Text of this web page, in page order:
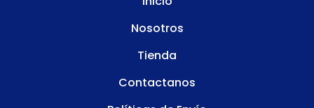
Nosotros
Tienda
Contactanos